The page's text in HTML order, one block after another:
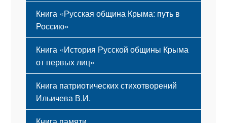
Книга «Русская община Крыма: путь в
Россию»
Книга «История Русской общины Крыма
от первых лиц»
Книга патриотических стихотворений
Ильичева В.И.